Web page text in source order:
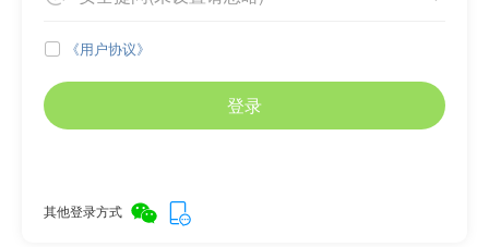
 《用户协议》
登录
其他登录方式